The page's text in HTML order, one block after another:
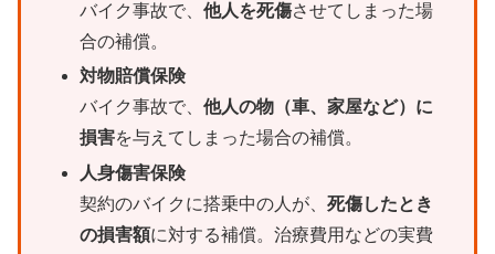
バイク事故で、他人を死傷させてしまった場
合の補償。
対物賠償保険
バイク事故で、他人の物（車、家屋など）に
損害を与えてしまった場合の補償。
人身傷害保険
契約のバイクに搭乗中の人が、死傷したとき
の損害額に対する補償。治療費用などの実費